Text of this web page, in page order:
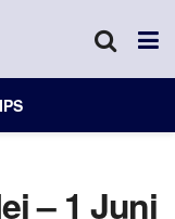
– 1 Juni